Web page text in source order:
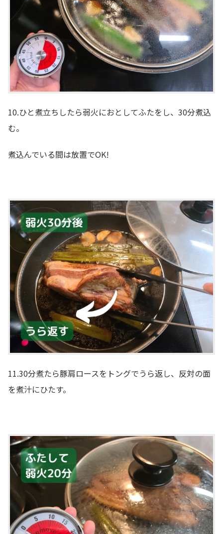
10.ひと煮立ちしたら弱火におとしてふたをし、30分煮込
む。
煮込んでいる間は放置でOK!
11.30分煮たら豚肩ロースをトングでうら返し、反対の面
を煮汁にひたす。